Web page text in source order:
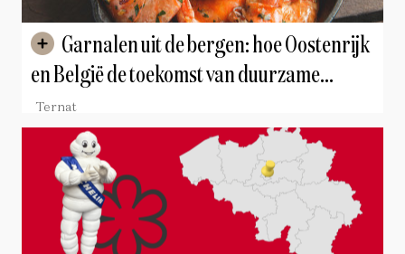
en België de toekomst van duurzame
gamba’s vormgeven
Ternat